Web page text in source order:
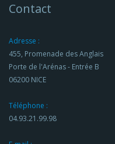
Contact
Adresse :
455, Promenade des Anglais
Porte de l'Arénas - Entrée B
06200 NICE
Téléphone :
04.93.21.99.98